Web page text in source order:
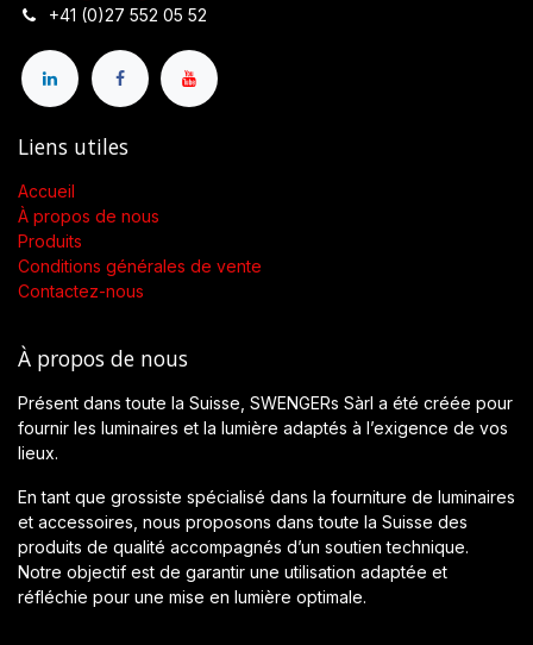
+41 (0)27 552 05 52
Liens utiles
Accueil
À propos de nous
Produits
Conditions générales de vente
Contactez-nous
À propos de nous
Présent dans toute la Suisse, SWENGERs Sàrl a été créée pour
fournir les luminaires et la lumière adaptés à l’exigence de vos
lieux.
En tant que grossiste spécialisé dans la fourniture de luminaires
et accessoires, nous proposons dans toute la Suisse des
produits de qualité accompagnés d’un soutien technique.
Notre objectif est de garantir une utilisation adaptée et
réfléchie pour une mise en lumière optimale.